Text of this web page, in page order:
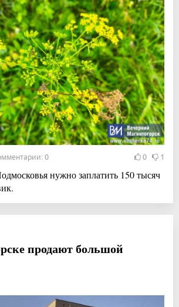
0 0 1
нужно заплатить 150 тысяч
продают большой